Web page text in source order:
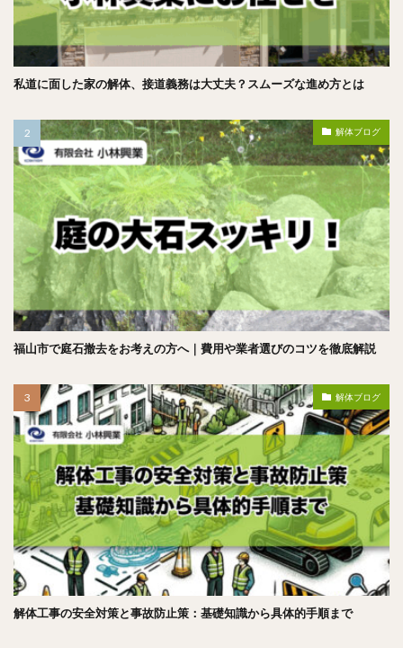
私道に面した家の解体、接道義務は大丈夫？スムーズな進め方とは
解体ブログ
福山市で庭石撤去をお考えの方へ｜費用や業者選びのコツを徹底解説
解体ブログ
解体工事の安全対策と事故防止策：基礎知識から具体的手順まで